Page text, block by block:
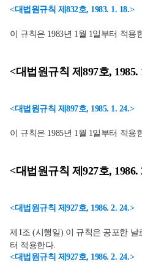
<대법원규칙 제832호, 1983. 1. 18.>
이 규칙은 1983년 1월 1일부터 적용
<대법원규칙 제897호, 1985.
<대법원규칙 제897호, 1985. 1. 24.>
이 규칙은 1985년 1월 1일부터 적용
<대법원규칙 제927호, 1986.
<대법원규칙 제927호, 1986. 2. 24.>
제1조 (시행일) 이 규칙은 공포한 날
터 적용한다.
<대법원규칙 제927호, 1986. 2. 24.>